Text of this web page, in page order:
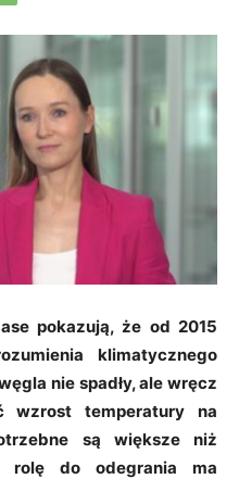
pokazują, że od 2015
klimatycznego
nie spadły, ale wręcz
wzrost temperatury na
są większe niż
rolę do odegrania ma